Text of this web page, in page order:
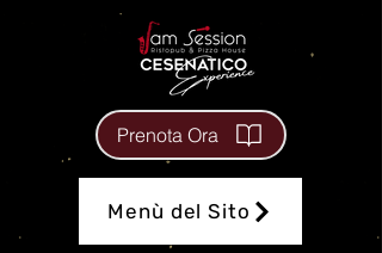
Menù del Sito
Prenota Ora